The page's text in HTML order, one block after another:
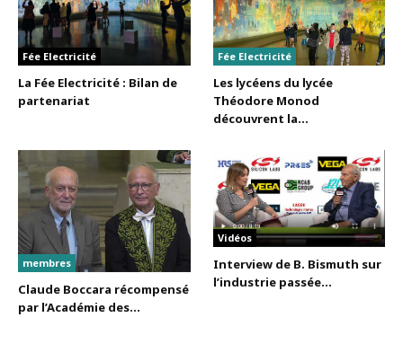
Fée Electricité
La Fée Electricité : Bilan de
partenariat
Fée Electricité
Les lycéens du lycée
Théodore Monod
découvrent la...
membres
Claude Boccara récompensé
par l’Académie des...
Vidéos
Interview de B. Bismuth sur
l’industrie passée...